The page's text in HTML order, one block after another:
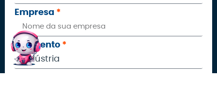
Empresa
Segmento